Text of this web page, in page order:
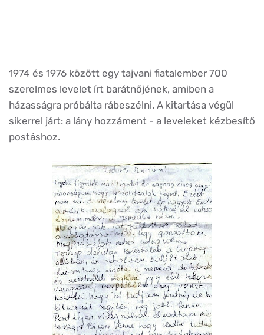
1974 és 1976 között egy tajvani fiatalember 700
szerelmes levelet írt barátnőjének, amiben a
házasságra próbálta rábeszélni. A kitartása végül
sikerrel járt: a lány hozzáment - a leveleket kézbesítő
postáshoz.